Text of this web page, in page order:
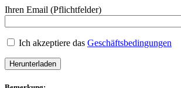
Ihren Email (Pflichtfelder)
Ich akzeptiere das Geschäftsbedingungen